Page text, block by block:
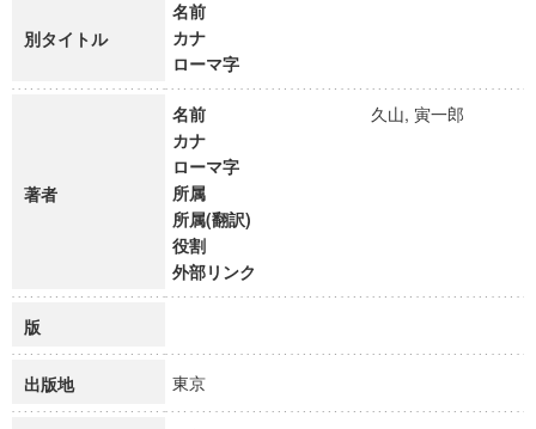
別タイトル
名前
カナ
ローマ字
著者
名前
久山, 寅一郎
カナ
ローマ字
所属
所属(翻訳)
役割
外部リンク
版
出版地 東京